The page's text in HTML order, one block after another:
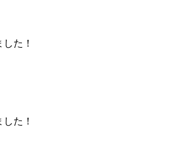
た！
た！